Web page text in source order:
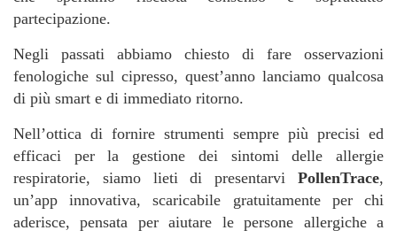
partecipazione.
Negli passati abbiamo chiesto di fare osservazioni
fenologiche sul cipresso, quest’anno lanciamo qualcosa
di più smart e di immediato ritorno.
Nell’ottica di fornire strumenti sempre più precisi ed
efficaci per la gestione dei sintomi delle allergie
respiratorie, siamo lieti di presentarvi PollenTrace,
un’app innovativa, scaricabile gratuitamente per chi
aderisce, pensata per aiutare le persone allergiche a